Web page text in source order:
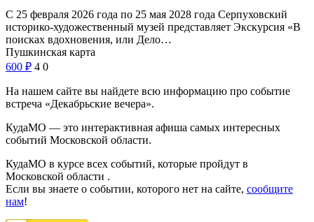
С 25 февраля 2026 года по 25 мая 2028 года Серпуховский
историко-художественный музей представляет Экскурсия «В
поисках вдохновения, или Дело…
Пушкинская карта
600 ₽ 4 0
На нашем сайте вы найдете всю информацию про событие
встреча «Декабрьские вечера».
КудаМО — это интерактивная афиша самых интересных
событий Московской области.
КудаМО в курсе всех событий, которые пройдут в
Московской области .
Если вы знаете о событии, которого нет на сайте, сообщите
нам!